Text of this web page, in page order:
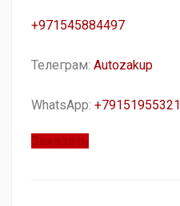
+971545884497
Телеграм: Autozakup
WhatsApp: +79151955321
Заказать